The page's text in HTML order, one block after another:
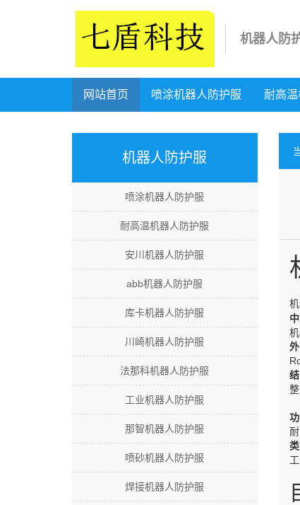
机器人防
网站首页 喷涂机器人防护服 耐高
机器人防护服
喷涂机器人防护服
耐高温机器人防护服
安川机器人防护服
abb机器人防护服
库卡机器人防护服
川崎机器人防护服
法那科机器人防护服
工业机器人防护服
那智机器人防护服
喷砂机器人防护服
焊接机器人防护服